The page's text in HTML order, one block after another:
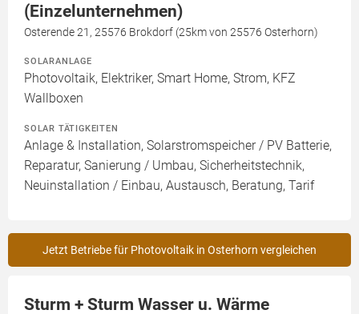
(Einzelunternehmen)
Osterende 21, 25576 Brokdorf (25km von 25576 Osterhorn)
SOLARANLAGE
Photovoltaik, Elektriker, Smart Home, Strom, KFZ
Wallboxen
SOLAR TÄTIGKEITEN
Anlage & Installation, Solarstromspeicher / PV Batterie,
Reparatur, Sanierung / Umbau, Sicherheitstechnik,
Neuinstallation / Einbau, Austausch, Beratung, Tarif
Jetzt Betriebe für Photovoltaik in Osterhorn vergleichen
Sturm + Sturm Wasser u. Wärme